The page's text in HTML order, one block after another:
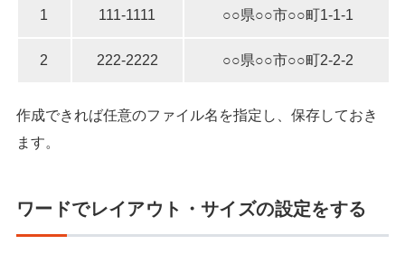
1 111-1111 ○○県○○市○○町1-1-1
2 222-2222 ○○県○○市○○町2-2-2
作成できれば任意のファイル名を指定し、保存しておき
ます。
ワードでレイアウト・サイズの設定をする